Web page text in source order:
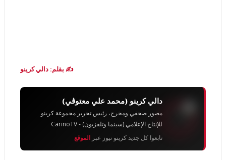
✍️ بقلم: دالي كرينو
دالي كرينو (محمد علي معتوڨي)
مصور صحفي ومخرج، رئيس تحرير مجموعة كرينو
للإنتاج الإعلامي (سينما وتلفزيون) - CarinoTV
تابعوا كل جديد كرينو نيوز عبر الموقع